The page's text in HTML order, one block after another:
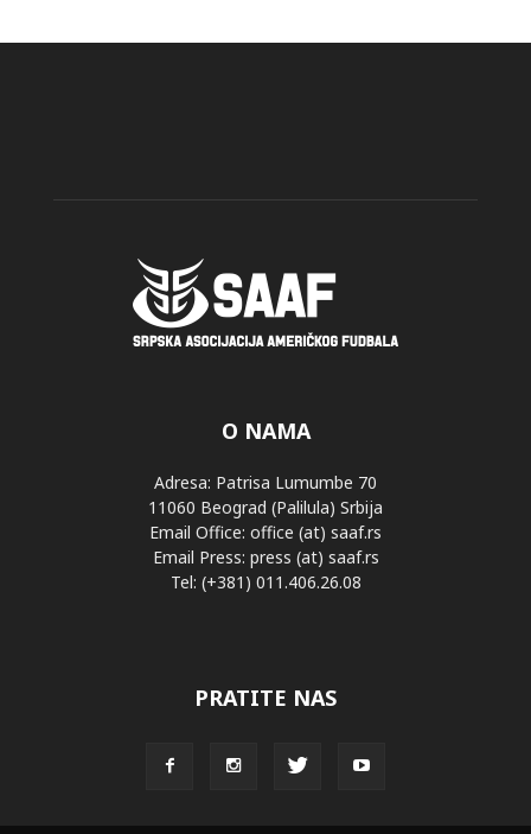
O NAMA
Adresa: Patrisa Lumumbe 70
11060 Beograd (Palilula) Srbija
Email Office: office (at) saaf.rs
Email Press: press (at) saaf.rs
Tel: (+381) 011.406.26.08
PRATITE NAS